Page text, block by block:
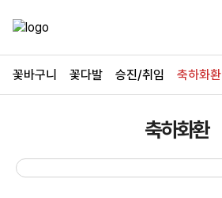
꽃바구니 꽃다발 승진/취임 축하화환
축하화환